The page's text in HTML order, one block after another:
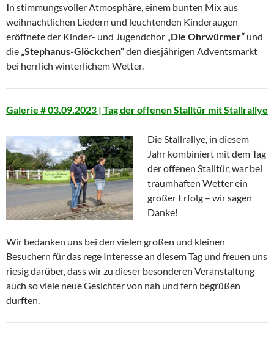
In stimmungsvoller Atmosphäre, einem bunten Mix aus
weihnachtlichen Liedern und leuchtenden Kinderaugen
eröffnete der Kinder- und Jugendchor „ Die Ohrwürmer“ und
die „Stephanus-Glöckchen“den diesjährigen Adventsmarkt
bei herrlich winterlichem Wetter.
Galerie # 03.09.2023 | Tag der offenen Stalltür mit Stallrallye
Die Stallrallye, in diesem
Jahr kombiniert mit dem Tag
der offenen Stalltür, war bei
traumhaften Wetter ein
großer Erfolg – wir sagen
Danke!
Wir bedanken uns bei den vielen großen und kleinen
Besuchern für das rege Interesse an diesem Tag und freuen uns
riesig darüber, dass wir zu dieser besonderen Veranstaltung
auch so viele neue Gesichter von nah und fern begrüßen
durften.